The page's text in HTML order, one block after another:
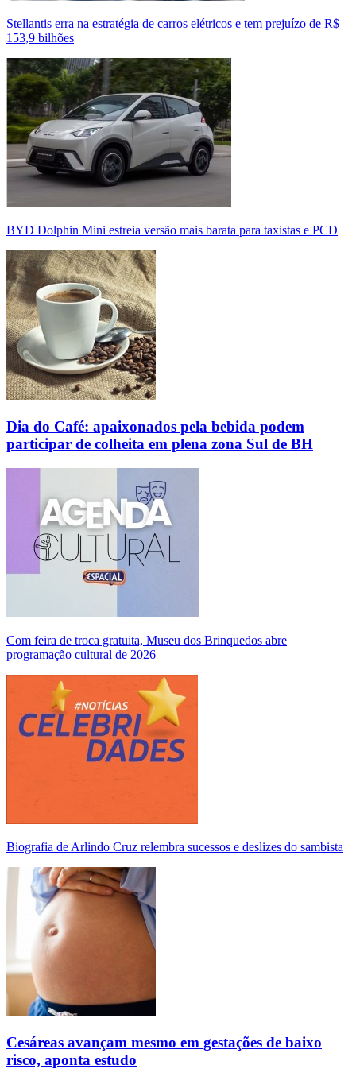
Stellantis erra na estratégia de carros elétricos e tem prejuízo de R$
153,9 bilhões
BYD Dolphin Mini estreia versão mais barata para taxistas e PCD
Dia do Café: apaixonados pela bebida podem
participar de colheita em plena zona Sul de BH
Com feira de troca gratuita, Museu dos Brinquedos abre
programação cultural de 2026
Biografia de Arlindo Cruz relembra sucessos e deslizes do sambista
Cesáreas avançam mesmo em gestações de baixo
risco, aponta estudo